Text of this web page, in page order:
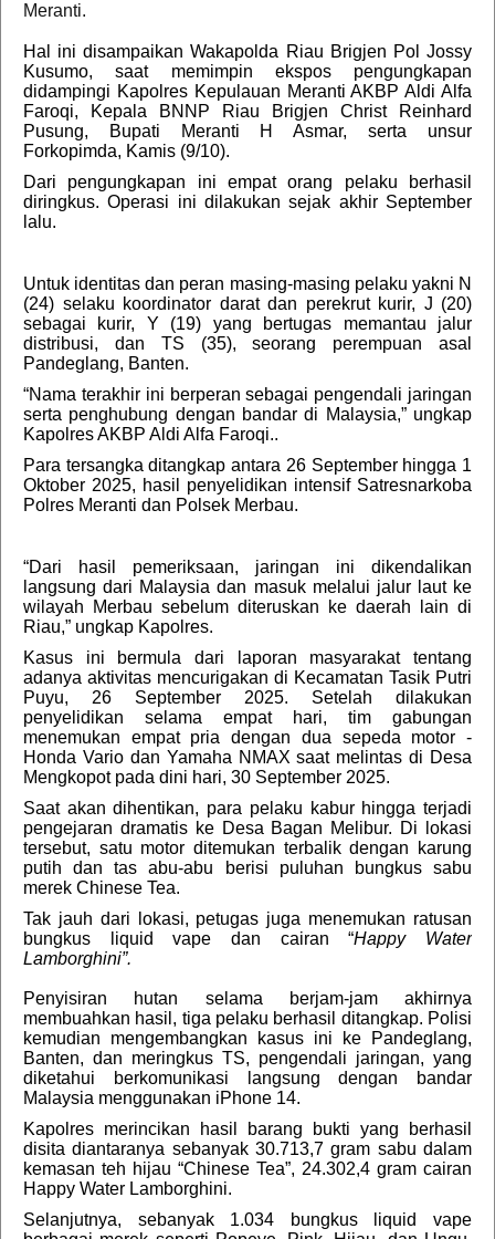
Meranti.
Hal ini disampaikan Wakapolda Riau Brigjen Pol Jossy
Kusumo, saat memimpin ekspos pengungkapan
didampingi Kapolres Kepulauan Meranti AKBP Aldi Alfa
Faroqi, Kepala BNNP Riau Brigjen Christ Reinhard
Pusung, Bupati Meranti H Asmar, serta unsur
Forkopimda, Kamis (9/10).
Dari pengungkapan ini empat orang pelaku berhasil
diringkus. Operasi ini dilakukan sejak akhir September
lalu.
Untuk identitas dan peran masing-masing pelaku yakni N
(24) selaku koordinator darat dan perekrut kurir, J (20)
sebagai kurir, Y (19) yang bertugas memantau jalur
distribusi, dan TS (35), seorang perempuan asal
Pandeglang, Banten.
“Nama terakhir ini berperan sebagai pengendali jaringan
serta penghubung dengan bandar di Malaysia,” ungkap
Kapolres AKBP Aldi Alfa Faroqi..
Para tersangka ditangkap antara 26 September hingga 1
Oktober 2025, hasil penyelidikan intensif Satresnarkoba
Polres Meranti dan Polsek Merbau.
“Dari hasil pemeriksaan, jaringan ini dikendalikan
langsung dari Malaysia dan masuk melalui jalur laut ke
wilayah Merbau sebelum diteruskan ke daerah lain di
Riau,” ungkap Kapolres.
Kasus ini bermula dari laporan masyarakat tentang
adanya aktivitas mencurigakan di Kecamatan Tasik Putri
Puyu, 26 September 2025. Setelah dilakukan
penyelidikan selama empat hari, tim gabungan
menemukan empat pria dengan dua sepeda motor -
Honda Vario dan Yamaha NMAX saat melintas di Desa
Mengkopot pada dini hari, 30 September 2025.
Saat akan dihentikan, para pelaku kabur hingga terjadi
pengejaran dramatis ke Desa Bagan Melibur. Di lokasi
tersebut, satu motor ditemukan terbalik dengan karung
putih dan tas abu-abu berisi puluhan bungkus sabu
merek Chinese Tea.
Tak jauh dari lokasi, petugas juga menemukan ratusan
bungkus liquid vape dan cairan “Happy Water
Lamborghini”.
Penyisiran hutan selama berjam-jam akhirnya
membuahkan hasil, tiga pelaku berhasil ditangkap. Polisi
kemudian mengembangkan kasus ini ke Pandeglang,
Banten, dan meringkus TS, pengendali jaringan, yang
diketahui berkomunikasi langsung dengan bandar
Malaysia menggunakan iPhone 14.
Kapolres merincikan hasil barang bukti yang berhasil
disita diantaranya sebanyak 30.713,7 gram sabu dalam
kemasan teh hijau “Chinese Tea”, 24.302,4 gram cairan
Happy Water Lamborghini.
Selanjutnya, sebanyak 1.034 bungkus liquid vape